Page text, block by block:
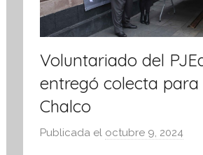
Voluntariado del
entregó colecta
Chalco
Publicada el octubre 9, 2024